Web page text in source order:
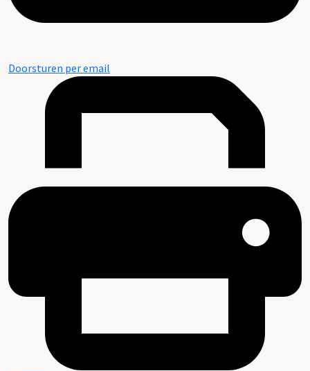
Doorsturen per email